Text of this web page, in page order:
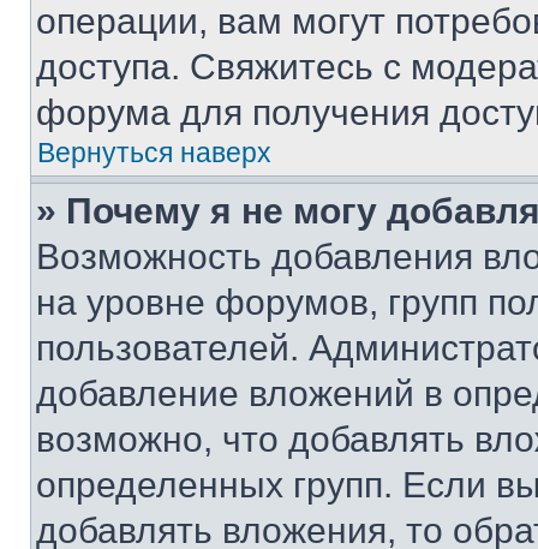
операции, вам могут
доступа. Свяжитесь с
форума для получения
Вернуться наверх
» Почему я не могу
Возможность добавления
на уровне форумов, групп
пользователей.
добавление вложений в
возможно, что добавлять
определенных групп. Если
добавлять вложения, то